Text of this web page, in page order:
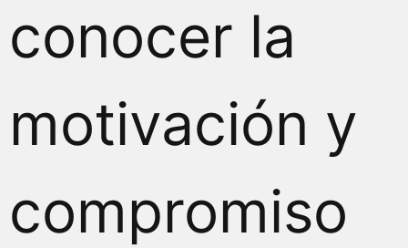
conocer la
motivación y
compromiso